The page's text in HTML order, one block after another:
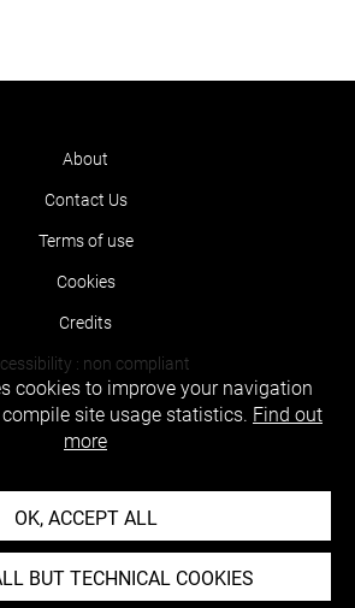
About
Contact Us
Terms of use
Cookies
Credits
: non compliant
cookies to improve your navigation
site usage statistics. Find out
more
OK, ACCEPT ALL
BUT TECHNICAL COOKIES